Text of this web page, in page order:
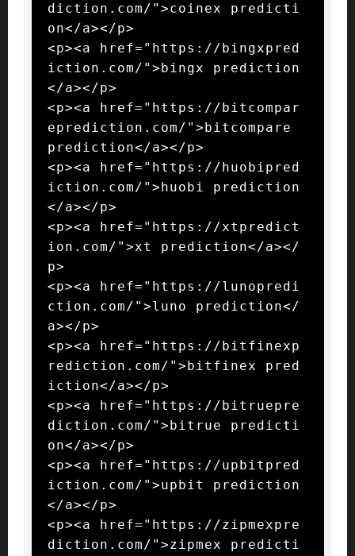
diction.com/">coinex predicti
on</a></p>
<p><a href="https://bingxpred
iction.com/">bingx prediction
</a></p>
<p><a href="https://bitcompar
eprediction.com/">bitcompare
prediction</a></p>
<p><a href="https://huobipred
iction.com/">huobi prediction
</a></p>
<p><a href="https://xtpredict
ion.com/">xt prediction</a></
p>
<p><a href="https://lunopredi
ction.com/">luno prediction</
a></p>
<p><a href="https://bitfinexp
rediction.com/">bitfinex pred
iction</a></p>
<p><a href="https://bitruepre
diction.com/">bitrue predicti
on</a></p>
<p><a href="https://upbitpred
iction.com/">upbit prediction
</a></p>
<p><a href="https://zipmexpre
diction.com/">zipmex predicti